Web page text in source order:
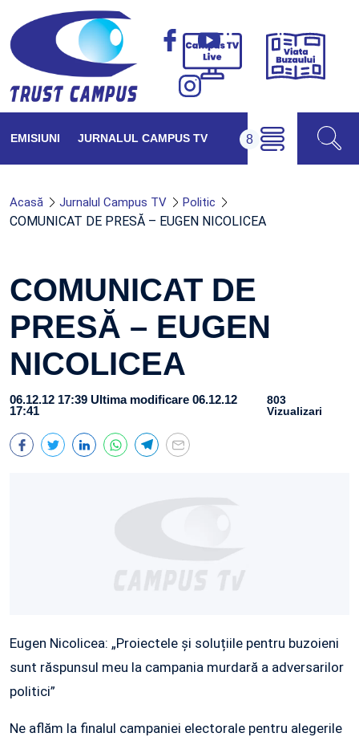
Campus
Viața
EMISIUNI JURNALUL CAMPUS TV
Acasă Jurnalul Campus TV Politic
COMUNICAT DE PRESĂ – EUGEN NICOLICEA
COMUNICAT DE
PRESĂ – EUGEN
NICOLICEA
06.12.12 17:39 Ultima modificare 06.12.12
17:41
803
Vizualizari
Eugen Nicolicea: „Proiectele și soluțiile pentru buzoieni
sunt răspunsul meu la campania murdară a adversarilor
politici”
Ne aflăm la finalul campaniei electorale pentru alegerile